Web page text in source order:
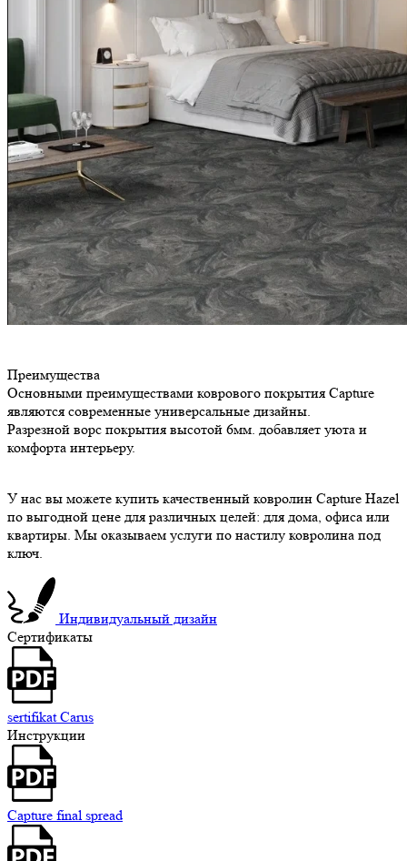
Преимущества
Основными преимуществами коврового покрытия Capture
являются современные универсальные дизайны.
Разрезной ворс покрытия высотой 6мм. добавляет уюта и
комфорта интерьеру.
У нас вы можете купить качественный ковролин Capture Hazel
по выгодной цене для различных целей: для дома, офиса или
квартиры. Мы оказываем услуги по настилу ковролина под
ключ.
Индивидуальный дизайн
Сертификаты
sertifikat Carus
Инструкции
Capture final spread